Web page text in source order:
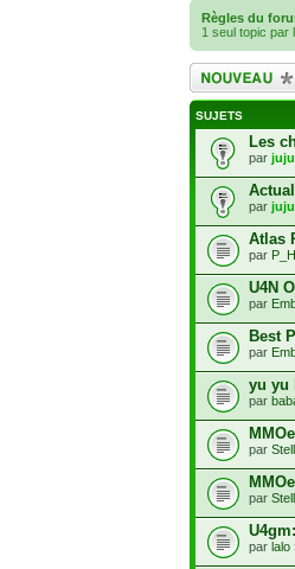
Règles du
1 seul topic par
Écrire un nouveau
sujet
SUJETS
Les
par
par
Atlas
par
U4N
par
Best
par
yu yu
par
par
par
par lalo